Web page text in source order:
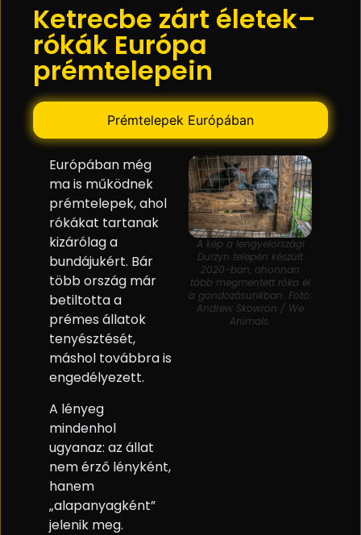
Ketrecbe zárt életek–
rókák Európa
prémtelepein
Prémtelepek Európában
Európában még
ma is működnek
prémtelepek, ahol
rókákat tartanak
kizárólag a
bundájukért. Bár
több ország már
betiltotta a
prémes állatok
tenyésztését,
máshol továbbra is
engedélyezett.
A lényeg
mindenhol
ugyanaz: az állat
nem érző lényként,
hanem
„alapanyagként”
jelenik meg.
A kép a lengyelországi
Durzyn telepén készült
2020-ban, ahonnan
több megmentett róka él
a gondozásunkban. Fotó:
Andrew Skowron / We
Animals.